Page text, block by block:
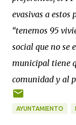
evasivas a estos
“tenemos 95
social que no se
municipal tiene
comunidad y al
AYUNTAMIENTO